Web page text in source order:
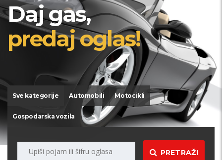
Daj gas,
predaj oglas!
Sve kategorije Automobili Motocikli
Gospodarska vozila
PRETRAŽI